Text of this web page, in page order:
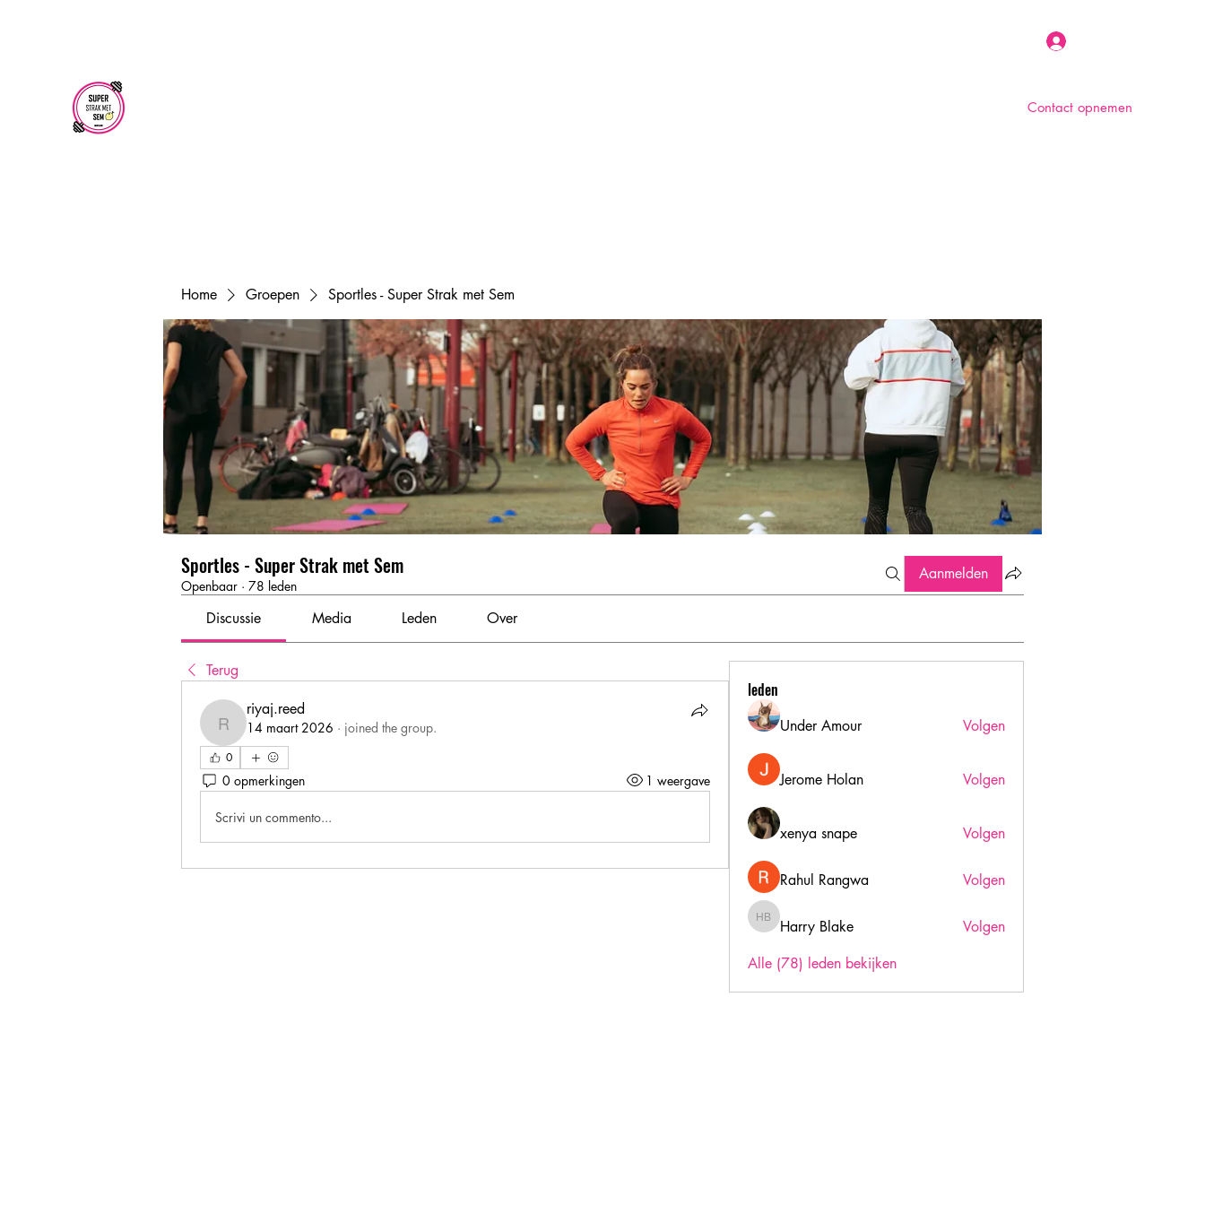
Contact opnemen
Home Groepen Sportles - Super Strak met Sem
Sportles - Super Strak met Sem
Openbaar · 78 leden
Aanmelden
Discussie Media Leden Over
Terug
riyaj.reed
riyaj.reed
14 maart 2026 · joined the group.
0
0 opmerkingen 1 weergave
Scrivi un commento...
leden
Under Amour Volgen
Jerome Holan Volgen
xenya snape Volgen
Rahul Rangwa Volgen
Harry Blake
Harry Blake
Volgen
Alle (78) leden bekijken